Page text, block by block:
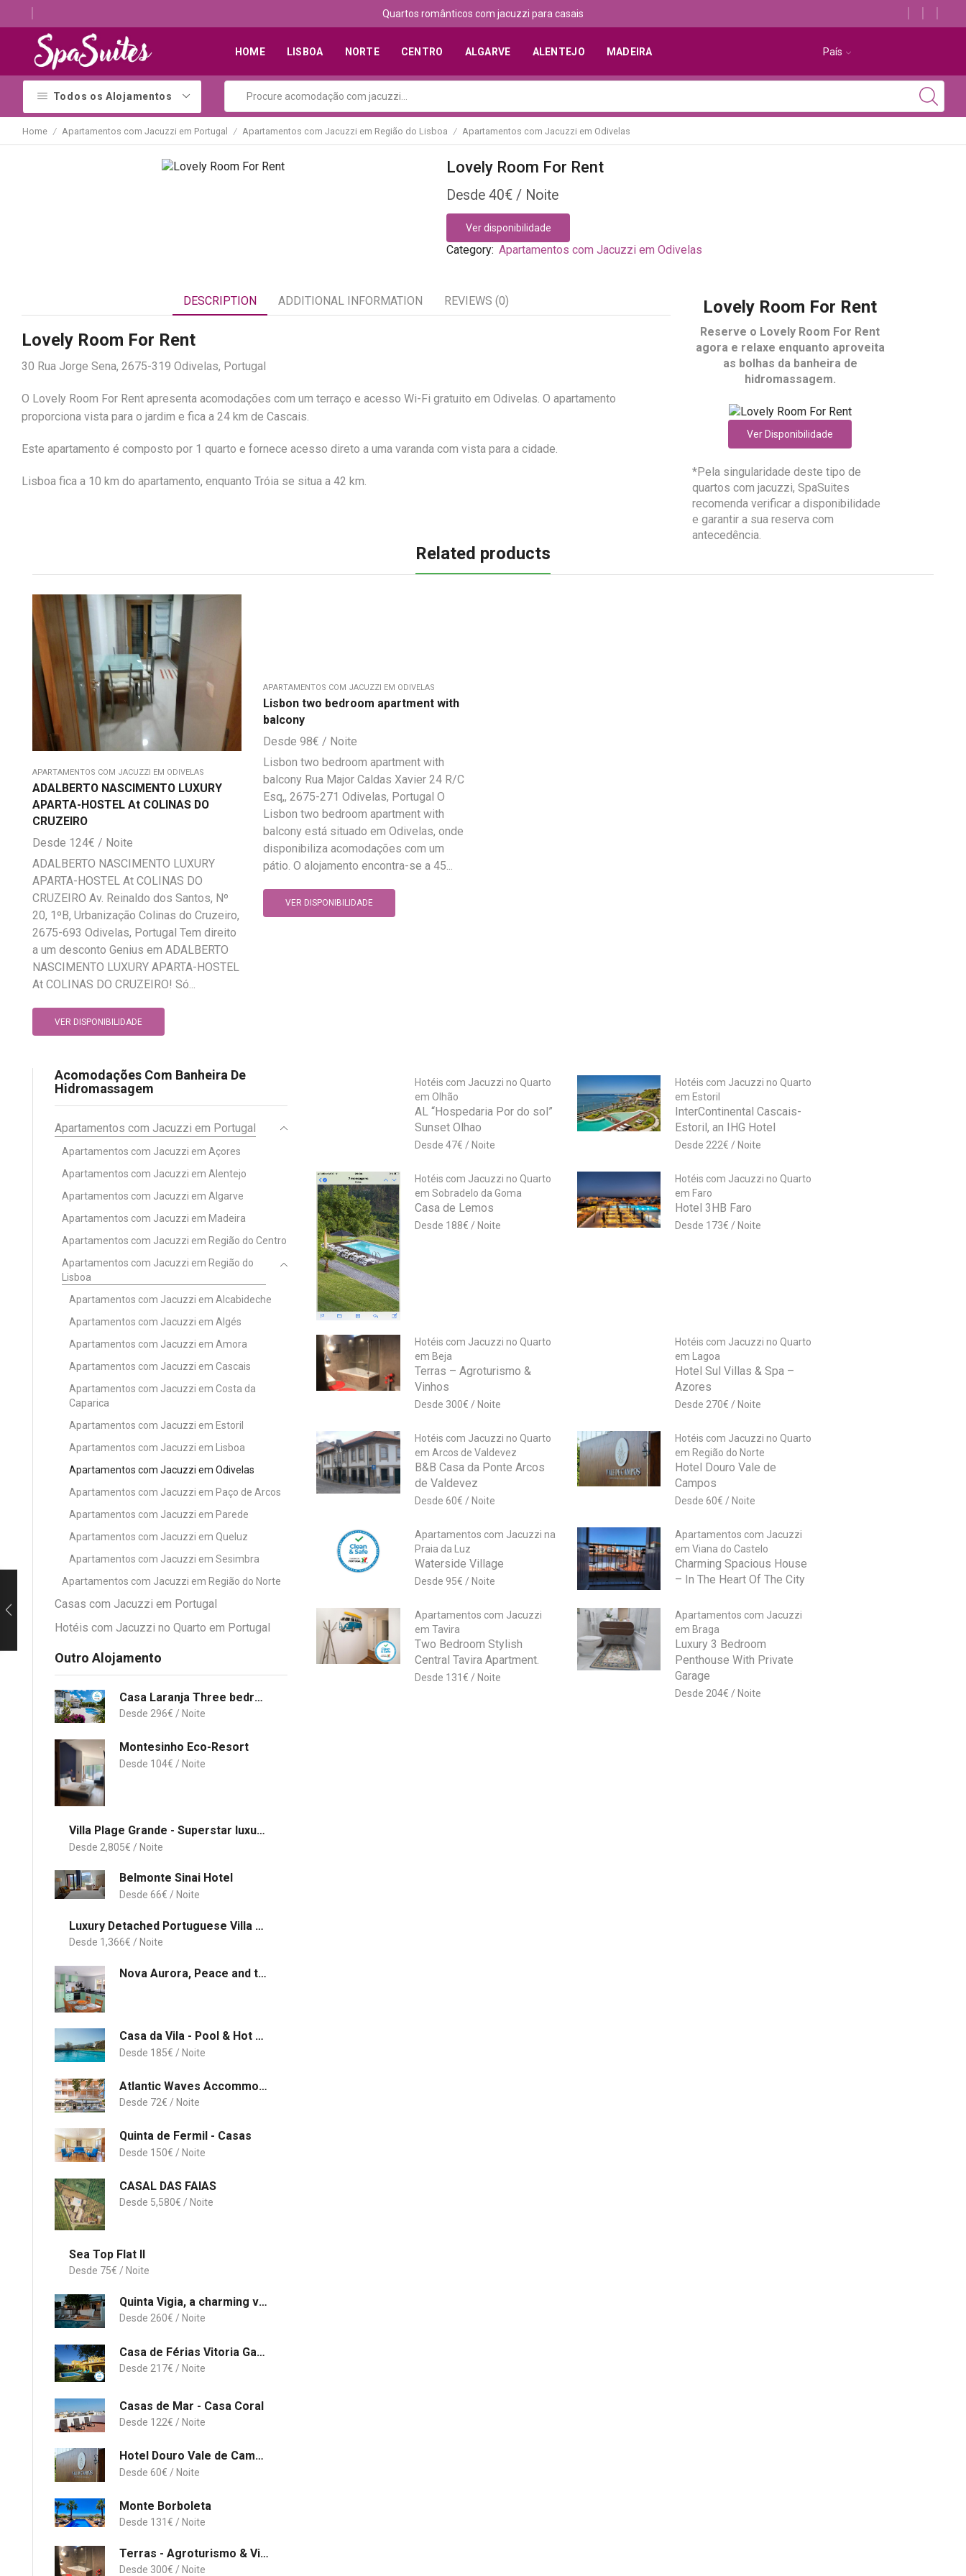
Quartos românticos com jacuzzi para casais
HOME LISBOA NORTE CENTRO ALGARVE ALENTEJO MADEIRA País
Todos os Alojamentos
Home / Apartamentos com Jacuzzi em Portugal / Apartamentos com Jacuzzi em Região do Lisboa / Apartamentos com Jacuzzi em Odivelas
Lovely Room For Rent
40€
Ver disponibilidade
Category: Apartamentos com Jacuzzi em Odivelas
DESCRIPTION ADDITIONAL INFORMATION REVIEWS (0)
Lovely Room For Rent
30 Rua Jorge Sena, 2675-319 Odivelas, Portugal
O Lovely Room For Rent apresenta acomodações com um terraço e acesso Wi-Fi gratuito em Odivelas. O apartamento
proporciona vista para o jardim e fica a 24 km de Cascais.
Este apartamento é composto por 1 quarto e fornece acesso direto a uma varanda com vista para a cidade.
Lisboa fica a 10 km do apartamento, enquanto Tróia se situa a 42 km.
Lovely Room For Rent
Reserve o Lovely Room For Rent
agora e relaxe enquanto aproveita
as bolhas da banheira de
hidromassagem.
Ver Disponibilidade
*Pela singularidade deste tipo de
quartos com jacuzzi, SpaSuites
recomenda verificar a disponibilidade
e garantir a sua reserva com
antecedência.
Related products
APARTAMENTOS COM JACUZZI EM ODIVELAS
ADALBERTO NASCIMENTO LUXURY
APARTA-HOSTEL At COLINAS DO
CRUZEIRO
124€
ADALBERTO NASCIMENTO LUXURY
APARTA-HOSTEL At COLINAS DO
CRUZEIRO Av. Reinaldo dos Santos, Nº
20, 1ºB, Urbanização Colinas do Cruzeiro,
2675-693 Odivelas, Portugal Tem direito
a um desconto Genius em ADALBERTO
NASCIMENTO LUXURY APARTA-HOSTEL
At COLINAS DO CRUZEIRO! Só...
VER DISPONIBILIDADE
APARTAMENTOS COM JACUZZI EM ODIVELAS
Lisbon two bedroom apartment with
balcony
98€
Lisbon two bedroom apartment with
balcony Rua Major Caldas Xavier 24 R/C
Esq,, 2675-271 Odivelas, Portugal O
Lisbon two bedroom apartment with
balcony está situado em Odivelas, onde
disponibiliza acomodações com um
pátio. O alojamento encontra-se a 45...
VER DISPONIBILIDADE
Acomodações Com Banheira De
Hidromassagem
Apartamentos com Jacuzzi em Portugal
Apartamentos com Jacuzzi em Açores
Apartamentos com Jacuzzi em Alentejo
Apartamentos com Jacuzzi em Algarve
Apartamentos com Jacuzzi em Madeira
Apartamentos com Jacuzzi em Região do Centro
Apartamentos com Jacuzzi em Região do
Lisboa
Apartamentos com Jacuzzi em Alcabideche
Apartamentos com Jacuzzi em Algés
Apartamentos com Jacuzzi em Amora
Apartamentos com Jacuzzi em Cascais
Apartamentos com Jacuzzi em Costa da
Caparica
Apartamentos com Jacuzzi em Estoril
Apartamentos com Jacuzzi em Lisboa
Apartamentos com Jacuzzi em Odivelas
Apartamentos com Jacuzzi em Paço de Arcos
Apartamentos com Jacuzzi em Parede
Apartamentos com Jacuzzi em Queluz
Apartamentos com Jacuzzi em Sesimbra
Apartamentos com Jacuzzi em Região do Norte
Casas com Jacuzzi em Portugal
Hotéis com Jacuzzi no Quarto em Portugal
Outro Alojamento
Casa Laranja Three bedroom Villa
296€
Montesinho Eco-Resort
104€
Villa Plage Grande - Superstar luxury - Beachtop
2,805€
Belmonte Sinai Hotel
66€
Luxury Detached Portuguese Villa 5 Bedrooms Villa Waterfall Only 5 Minutes From The Marina Vilamoura
1,366€
Nova Aurora, Peace and tranquily
Casa da Vila - Pool & Hot Tub with Mountain View in Gerês
185€
Atlantic Waves Accommodation ~ Carcavelos Beach
72€
Quinta de Fermil - Casas
150€
CASAL DAS FAIAS
5,580€
Sea Top Flat II
75€
Quinta Vigia, a charming villa at Ria Formosa, Algarve
260€
Casa de Férias Vitoria Garden CIP
217€
Casas de Mar - Casa Coral
122€
Hotel Douro Vale de Campos
60€
Monte Borboleta
131 €
Terras - Agroturismo & Vinhos
300€
Hotéis com Jacuzzi no Quarto
em Olhão
AL “Hospedaria Por do sol”
Sunset Olhao
47€
Hotéis com Jacuzzi no Quarto
em Estoril
InterContinental Cascais-
Estoril, an IHG Hotel
222€
Hotéis com Jacuzzi no Quarto
em Sobradelo da Goma
Casa de Lemos
188€
Hotéis com Jacuzzi no Quarto
em Faro
Hotel 3HB Faro
173€
Hotéis com Jacuzzi no Quarto
em Beja
Terras – Agroturismo &
Vinhos
300€
Hotéis com Jacuzzi no Quarto
em Lagoa
Hotel Sul Villas & Spa –
Azores
270€
Hotéis com Jacuzzi no Quarto
em Arcos de Valdevez
B&B Casa da Ponte Arcos
de Valdevez
60€
Hotéis com Jacuzzi no Quarto
em Região do Norte
Hotel Douro Vale de
Campos
60€
Apartamentos com Jacuzzi na
Praia da Luz
Waterside Village
95€
Apartamentos com Jacuzzi
em Viana do Castelo
Charming Spacious House
– In The Heart Of The City
Apartamentos com Jacuzzi
em Tavira
Two Bedroom Stylish
Central Tavira Apartment.
131 €
Apartamentos com Jacuzzi
em Braga
Luxury 3 Bedroom
Penthouse With Private
Garage
204€